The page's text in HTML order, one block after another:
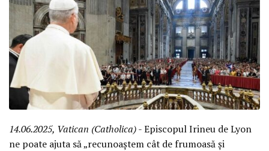
14.06.2025, Vatican (Catholica)- Episcopul Irineu de Lyon
ne poate ajuta să „recunoaștem cât de frumoasă și